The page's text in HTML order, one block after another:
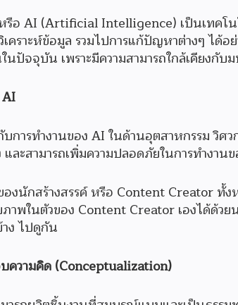
AI (Artificial Intelligence) เป็นเทคโนโล
เคราะห์ข้อมูล รวมไปการแก้ปัญหาต่างๆ ไ
ปัจจุบัน เพราะมีความสามารถใกล้เคียงกับ
AI
บการทำงานของ AI ในด้านอุตสาหกรรม วิ
และสามารถเพิ่มความปลอดภัยในการทำงาน
องนักสร้างสรรค์ หรือ Content Creator
าพในตัวของ Content Creator เองได้ด้ว
ง ไปดูกัน
บความคิด (Conceptualization)